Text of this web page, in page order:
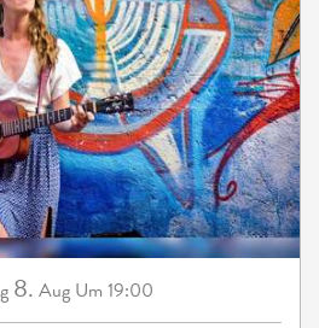
8. Aug Um 19:00